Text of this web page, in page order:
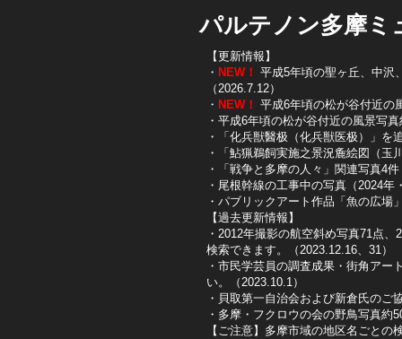
パルテノン多摩
【更新情報】
・ NEW！ 平成5年頃の聖ヶ丘、中沢
（2026.7.12）
・ NEW！ 平成6年頃の松が谷付近の
・平成6年頃の松が谷付近の風景写
・「化兵獣醫极（化兵獣医极）」を
・「鮎猟鵜飼実施之景況麁絵図（玉
・「戦争と多摩の人々」関連写真4
・尾根幹線の工事中の写真（2024
・パブリックアート作品「魚の広
【過去更新情報】
・2012年撮影の航空斜め写真71点
検索できます。（2023.12.16、31）
・市民学芸員の調査成果・街角ア
い。（2023.10.1）
・貝取第一自治会および新倉氏のご
・多摩・フクロウの会の野鳥写真約
【ご注意】多摩市域の地区名ごと